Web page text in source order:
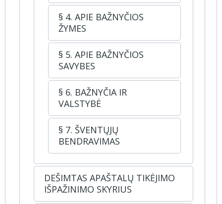
§ 4. APIE BAŽNYČIOS
ŽYMES
§ 5. APIE BAŽNYČIOS
SAVYBES
§ 6. BAŽNYČIA IR
VALSTYBĖ
§ 7. ŠVENTŲJŲ
BENDRAVIMAS
DEŠIMTAS APAŠTALŲ TIKĖJIMO
IŠPAŽINIMO SKYRIUS